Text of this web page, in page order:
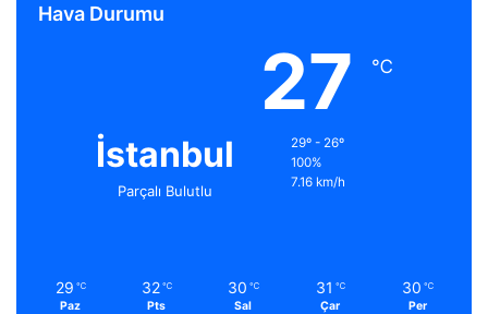
Hava Durumu
İstanbul
Parçalı Bulutlu
27 ℃
29º - 26º
100%
7.16 km/h
29 ℃
Paz
32 ℃
Pts
30 ℃
Sal
31 ℃
Çar
30 ℃
Per